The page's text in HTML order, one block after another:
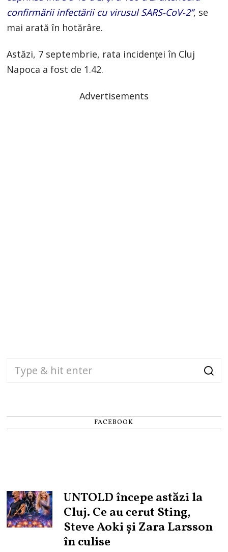
confirmării infectării cu virusul SARS-CoV-2”, se
mai arată în hotărâre.
Astăzi, 7 septembrie, rata incidenței în Cluj
Napoca a fost de 1.42.
Advertisements
FACEBOOK
UNTOLD începe astăzi la
Cluj. Ce au cerut Sting,
Steve Aoki și Zara Larsson
în culise